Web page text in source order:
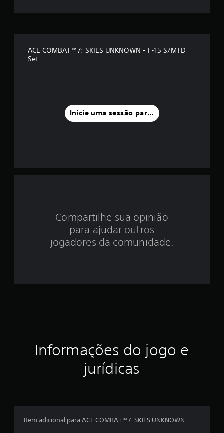
m
d
e
s
e
e
ACE COMBAT™7: SKIES UNKNOWN - F-15 S/MTD
Set
Inicie uma sessão para classificar
Compartilhe sua opinião
para ajudar outros
jogadores da comunidade.
Informações do jogo e
jurídicas
Item adicional para ACE COMBAT™7: SKIES UNKNOWN.